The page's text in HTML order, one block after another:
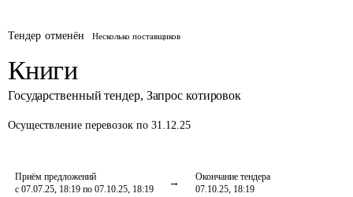
Тендер отменён Несколько поставщиков
Книги
Государственный тендер, Запрос котировок
Осуществление перевозок по 31.12.25
Приём предложений
с 07.07.25, 18:19 по 07.10.25, 18:19
Окончание тендера
07.10.25, 18:19